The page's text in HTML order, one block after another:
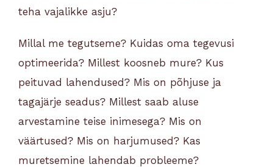
teha vajalikke asju?
Millal me tegutseme? Kuidas oma tegevusi
optimeerida? Millest koosneb mure? Kus
peituvad lahendused? Mis on põhjuse ja
tagajärje seadus? Millest saab aluse
arvestamine teise inimesega? Mis on
väärtused? Mis on harjumused? Kas
muretsemine lahendab probleeme?